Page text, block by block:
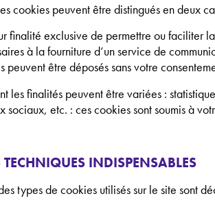
cookies peuvent être distingués en deux
finalité exclusive de permettre ou faciliter
à la fourniture d’un service de
peuvent être déposés sans votre
les finalités peuvent être variées :
sociaux, etc. : ces cookies sont soumis à
INDISPENSABLES
types de cookies utilisés sur le site sont